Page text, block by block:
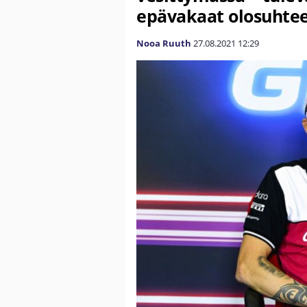
epävakaat
Nooa Ruuth 27.08.2021 12:29